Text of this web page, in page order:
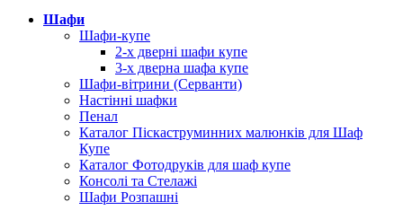
Шафи
Шафи-купе
2-х дверні шафи купе
3-х дверна шафа купе
Шафи-вітрини (Серванти)
Настінні шафки
Пенал
Каталог Піскаструминних малюнків для Шаф
Купе
Каталог Фотодруків для шаф купе
Консолі та Стелажі
Шафи Розпашні